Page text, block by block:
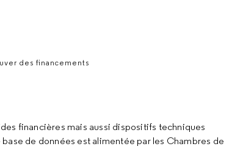
des financements
financières mais aussi dispositifs techniques
de données est alimentée par les Chambres de